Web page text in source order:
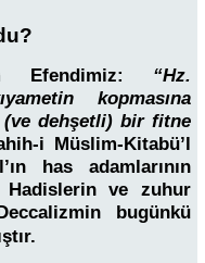
Efendimiz: “Hz.
kopmasına
(ve dehşetli) bir fitne
i Müslim-Kitabü’l
has adamlarının
Hadislerin ve zuhur
bugünkü